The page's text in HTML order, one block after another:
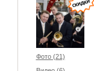
Фото (21)